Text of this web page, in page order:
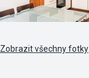
Zobrazit všechny fotky